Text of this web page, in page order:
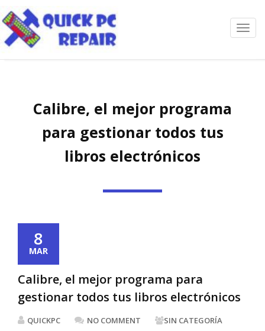
Calibre, el mejor programa
para gestionar todos tus
libros electrónicos
8
MAR
Calibre, el mejor programa para
gestionar todos tus libros electrónicos
QUICKPC NO COMMENT SIN CATEGORÍA